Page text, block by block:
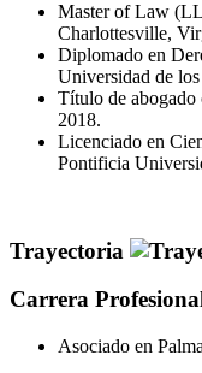
Master of Law
Charlottesville,
Diplomado en
Universidad de
Título de abogado
2018.
Licenciado en
Pontificia
Trayectoria
Carrera
Asociado en